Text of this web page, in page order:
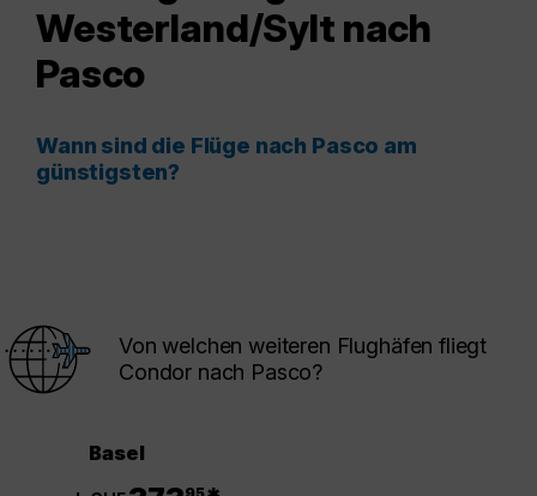
Westerland/Sylt nach
Pasco
Wann sind die Flüge nach Pasco am
günstigsten?
Von welchen weiteren Flughäfen fliegt
Condor nach Pasco?
Basel